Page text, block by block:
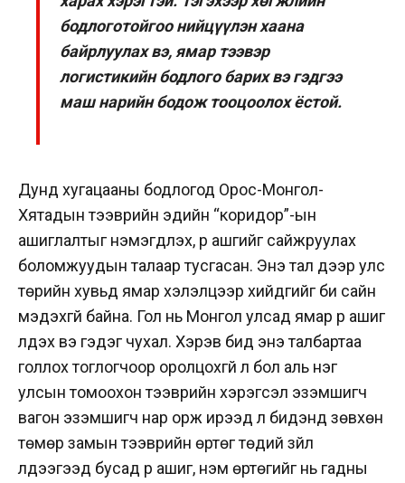
бодлоготойгоо нийцүүлэн хаана
байрлуулах вэ, ямар тээвэр
логистикийн бодлого барих вэ гэдгээ
маш нарийн бодож тооцоолох ёстой.
Дунд хугацааны бодлогод Орос-Монгол-
Хятадын тээврийн эдийн “коридор”-ын
ашиглалтыг нэмэгдүүлэх, үр ашгийг сайжруулах
боломжуудын талаар тусгасан. Энэ тал дээр улс
төрийн хувьд ямар хэлэлцээр хийдгийг би сайн
мэдэхгүй байна. Гол нь Монгол улсад ямар үр ашиг
үлдэх вэ гэдэг чухал. Хэрэв бид энэ талбартаа
голлох тоглогчоор оролцохгүй л бол аль нэг
улсын томоохон тээврийн хэрэгсэл эзэмшигч
вагон эзэмшигч нар орж ирээд л бидэнд зөвхөн
төмөр замын тээврийн өртөг төдий зүйл
үлдээгээд бусад үр ашиг, нэмүү өртөгийг нь гадны